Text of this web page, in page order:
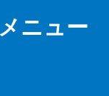
メニュー